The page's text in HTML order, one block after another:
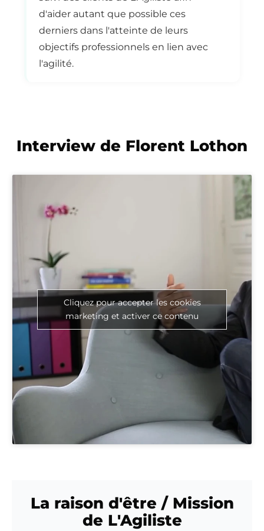
d'aider autant que possible ces
derniers dans l'atteinte de leurs
objectifs professionnels en lien avec
l'agilité.
Interview de Florent Lothon
Cliquez pour accepter les cookies
marketing et activer ce contenu
La raison d'être / Mission
de L'Agiliste